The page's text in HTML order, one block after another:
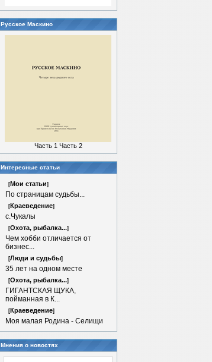
Русское Маскино
Часть 1 Часть 2
Интересные статьи
[Мои статьи]
По страницам судьбы...
[Краеведение]
с.Чукалы
[Охота, рыбалка...]
Чем хобби отличается от
бизнес...
[Люди и судьбы]
35 лет на одном месте
[Охота, рыбалка...]
ГИГАНТСКАЯ ЩУКА,
пойманная в К...
[Краеведение]
Моя малая Родина - Селищи
Мнения о новостях